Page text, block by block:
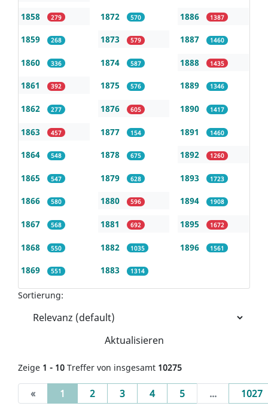
1858 279
1859 268
1860 336
1861 392
1862 277
1863 457
1864 548
1865 547
1866 580
1867 568
1868 550
1869 551
1872 570
1873 579
1874 587
1875 576
1876 605
1877 154
1878 675
1879 628
1880 596
1881 692
1882 1035
1883 1314
1886 1387
1887 1460
1888 1435
1889 1346
1890 1417
1891 1460
1892 1260
1893 1723
1894 1908
1895 1672
1896 1561
Sortierung:
Aktualisieren
Zeige 1 - 10 Treffer von insgesamt 10275
« 1 (current)
2 3 4 5 ... 1027